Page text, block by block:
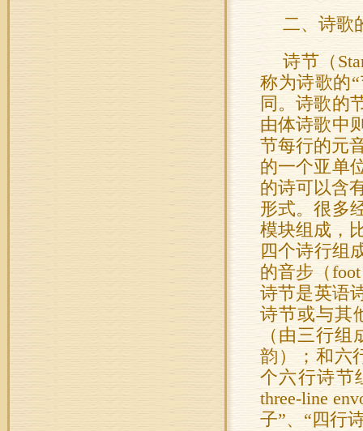
二、诗歌
诗节（
称为诗歌的
同。诗歌的
由体诗歌中
节每行的元
的一个亚单
的诗可以含
形式。很多
模块组成，
四个诗行组
的音步（
诗节是英语
诗节或与其
（由三行
韵）；和六
个六行诗节
three-line
子”、“四行